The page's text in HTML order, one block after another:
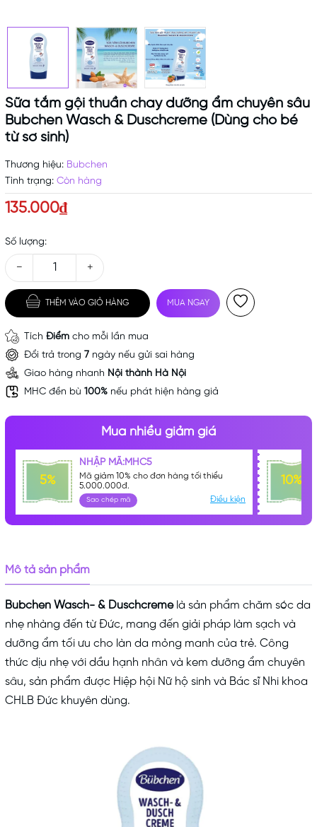
Sữa tắm gội thuần chay dưỡng ẩm chuyên sâu
Bubchen Wasch & Duschcreme (Dùng cho bé
từ sơ sinh)
Thương hiệu: Bubchen
Tình trạng: Còn hàng
135.000₫
Số lượng:
− +
THÊM VÀO GIỎ HÀNG MUA NGAY
Tích Điểm cho mỗi lần mua
Đổi trả trong 7 ngày nếu gửi sai hàng
Giao hàng nhanh Nội thành Hà Nội
MHC đền bù 100% nếu phát hiện hàng giả
Mua nhiều giảm giá
5%
NHẬP MÃ:MHC5
Mã giảm 10% cho đơn hàng tối thiểu
5.000.000đ.
Sao chép mã Điều kiện
10%
Mã khuyến mãi:
Điều kiện:
Mô tả sản phẩm
Bubchen Wasch- & Duschcremelà sản phẩm chăm sóc da
nhẹ nhàng đến từ Đức, mang đến giải pháp làm sạch và
dưỡng ẩm tối ưu cho làn da mỏng manh của trẻ. Công
thức dịu nhẹ với dầu hạnh nhân và kem dưỡng ẩm chuyên
sâu, sản phẩm được Hiệp hội Nữ hộ sinh và Bác sĩ Nhi khoa
CHLB Đức khuyên dùng.